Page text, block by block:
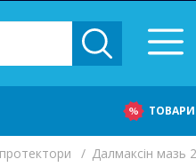
Далмаксін мазь